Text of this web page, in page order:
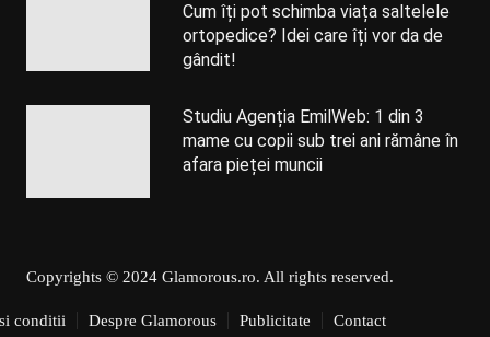
Cum îți pot schimba viața saltelele
ortopedice? Idei care îți vor da de
gândit!
Studiu Agenția EmilWeb: 1 din 3
mame cu copii sub trei ani rămâne în
afara pieței muncii
Copyrights © 2024 Glamorous.ro. All rights reserved.
conditii Despre Glamorous Publicitate Contact